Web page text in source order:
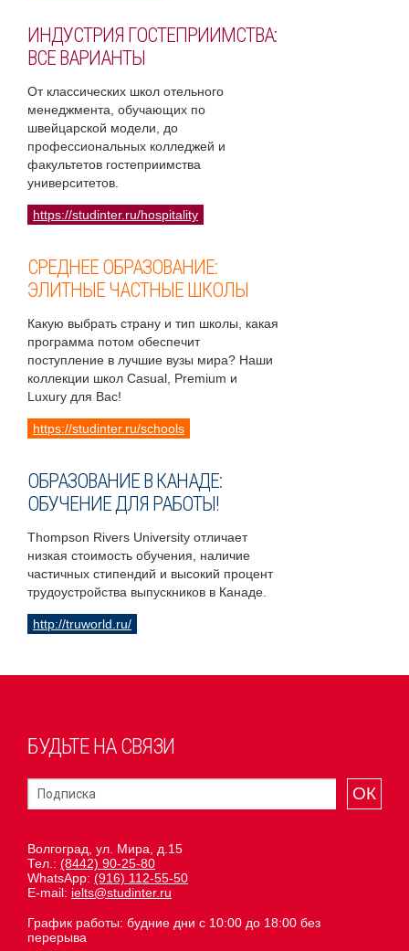
ИНДУСТРИЯ ГОСТЕПРИИМСТВА:
ВСЕ ВАРИАНТЫ
От классических школ отельного
менеджмента, обучающих по
швейцарской модели, до
профессиональных колледжей и
факультетов гостеприимства
университетов.
https://studinter.ru/hospitality
СРЕДНЕЕ ОБРАЗОВАНИЕ:
ЭЛИТНЫЕ ЧАСТНЫЕ ШКОЛЫ
Какую выбрать страну и тип школы, какая
программа потом обеспечит
поступление в лучшие вузы мира? Наши
коллекции школ Casual, Premium и
Luxury для Вас!
https://studinter.ru/schools
ОБРАЗОВАНИЕ В КАНАДЕ:
ОБУЧЕНИЕ ДЛЯ РАБОТЫ!
Thompson Rivers University отличает
низкая стоимость обучения, наличие
частичных стипендий и высокий процент
трудоустройства выпускников в Канаде.
http://truworld.ru/
БУДЬТЕ НА СВЯЗИ
ОК
Волгоград, ул. Мира, д.15
Тел.: (8442) 90-25-80
WhatsApp: (916) 112-55-50
E-mail: ielts@studinter.ru
График работы: будние дни с 10:00 до 18:00 без
перерыва